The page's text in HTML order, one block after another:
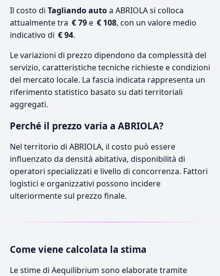
Il costo di Tagliando autoa ABRIOLA si colloca
attualmente tra € 79e € 108, con un valore medio
indicativo di € 94.
Le variazioni di prezzo dipendono da complessità del
servizio, caratteristiche tecniche richieste e condizioni
del mercato locale. La fascia indicata rappresenta un
riferimento statistico basato su dati territoriali
aggregati.
Perché il prezzo varia a ABRIOLA?
Nel territorio di ABRIOLA, il costo può essere
influenzato da densità abitativa, disponibilità di
operatori specializzati e livello di concorrenza. Fattori
logistici e organizzativi possono incidere
ulteriormente sul prezzo finale.
Come viene calcolata la stima
Le stime di Aequilibrium sono elaborate tramite